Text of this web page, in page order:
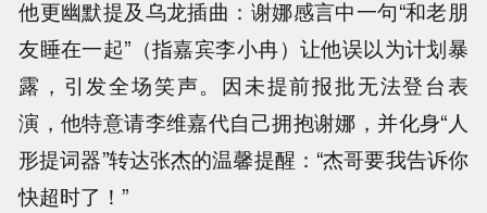
他更幽默提及乌龙插曲：谢娜感言中一句“和老朋
友睡在一起”（指嘉宾李小冉）让他误以为计划暴
露，引发全场笑声。因未提前报批无法登台表
演，他特意请李维嘉代自己拥抱谢娜，并化身“人
形提词器”转达张杰的温馨提醒：“杰哥要我告诉你
快超时了！”